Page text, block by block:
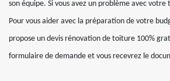
son équipe. Si vous avez un problème avec
Pour vous aider avec la préparation de votre
propose un devis rénovation de toiture 100%
formulaire de demande et vous recevrez le